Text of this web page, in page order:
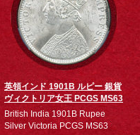
英領インド 1901B ルピー 銀貨
ヴィクトリア女王 PCGS MS63
British India 1901B Rupee
Silver Victoria PCGS MS63